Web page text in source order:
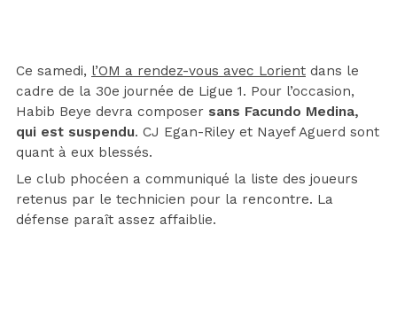
Ce samedi, l’OM a rendez-vous avec Lorient dans le
cadre de la 30e journée de Ligue 1. Pour l’occasion,
Habib Beye devra composer sans Facundo Medina,
qui est suspendu. CJ Egan-Riley et Nayef Aguerd sont
quant à eux blessés.
Le club phocéen a communiqué la liste des joueurs
retenus par le technicien pour la rencontre. La
défense paraît assez affaiblie.